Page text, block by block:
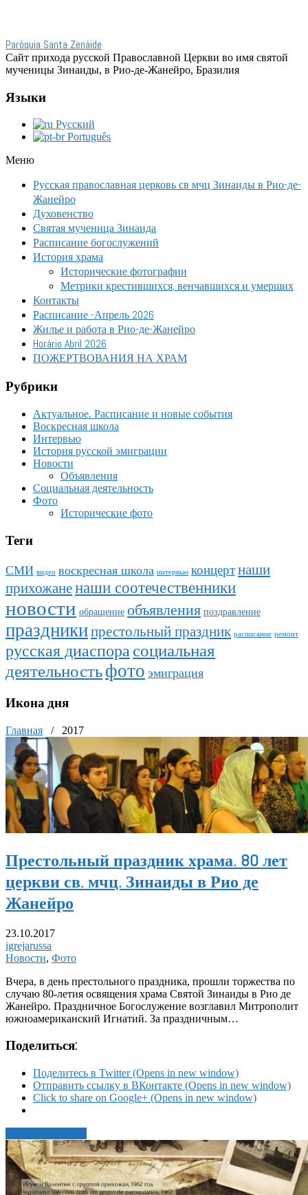
Paróquia Santa Zenáide
Сайт прихода русской Православной Церкви во имя святой
мученицы Зинаиды, в Рио-де-Жанейро, Бразилия
Языки
Русский
Português
Меню
Русская православная церковь св мчц Зинаиды в Рио-де-
Жанейро
Духовенство
Святая мученица Зинаида
Расписание богослужений
История храма
Исторические фотографии
Метрики крестившихся, венчавшихся и умерших
Контакты
Расписание -Апрель 2026
Жилье и работа в Рио-де-Жанейро
Horário Abril 2026
ПОЖЕРТВОВАНИЯ НА ХРАМ
Рубрики
Актуальное. Расписание и новые события
Воскресная школа
Интервью
История русской эмиграции
Новости
Объявления
Социальная деятельность
Фото
Исторические фото
Теги
СМИ видео воскресная школа интервью концертнаши
прихожаненаши соотечественники
новости обращение объявления поздравление
праздникипрестольный праздник расписание ремонт
русская диаспорасоциальная
деятельностьфото эмиграция
Икона дня
Главная / 2017
Престольный праздник храма. 80 лет
церкви св. мчц. Зинаиды в Рио де
Жанейро
23.10.2017
igrejarussa
Новости, Фото
Вчера, в день престольного праздника, прошли торжества по
случаю 80-летия освящения храма Святой Зинаиды в Рио де
Жанейро. Праздничное Богослужение возглавил Митрополит
южноамериканский Игнатий. За праздничным…
Поделиться:
Поделитесь в Twitter (Opens in new window)
Отправить ссылку в ВКонтакте (Opens in new window)
Click to share on Google+ (Opens in new window)